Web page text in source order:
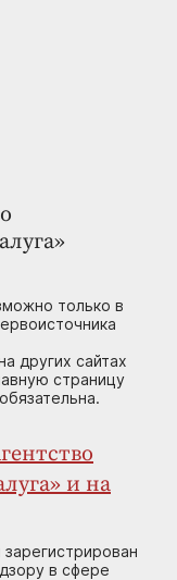
только в
других сайтах
страницу
и на
в сфере